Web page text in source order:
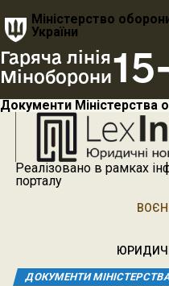
Міністерство
України
Гаряча лінія
Міноборони
Документи Міністерства
Реалізовано в рамках
порталу
ДОКУМЕНТИ